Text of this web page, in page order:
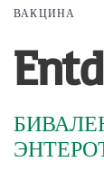
ВАКЦИНА